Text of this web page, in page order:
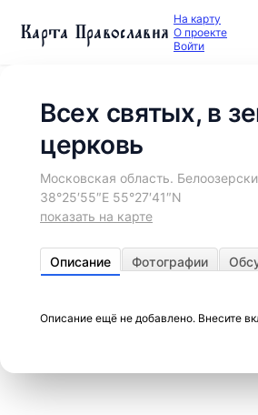
Карта Православия На карту
О проекте
Войти
Всех святых, в
церковь
Московская область.
38°25′55″E 55°27′41″N
показать на карте
Описание Фотографии
Описание ещё не добавлено. Внесите